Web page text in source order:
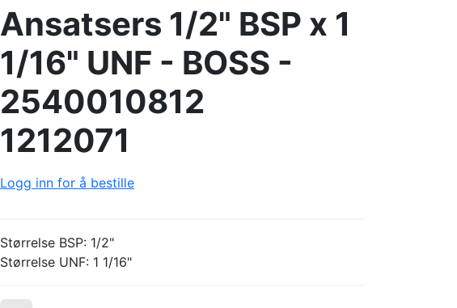
Ansatsers 1/2" BSP x 1
1/16" UNF - BOSS -
2540010812
1212071
Logg inn for å bestille
Størrelse BSP: 1/2"
Størrelse UNF: 1 1/16"